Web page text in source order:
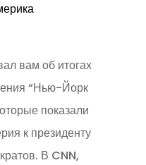
вам об итогах
“Нью-Йорк
показали
к президенту
В CNN,